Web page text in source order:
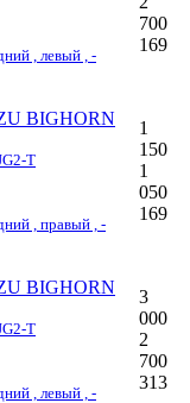
, левый , -
700
169
BIGHORN
T
, правый , -
1
150
1
050
169
BIGHORN
T
, левый , -
3
000
2
700
313